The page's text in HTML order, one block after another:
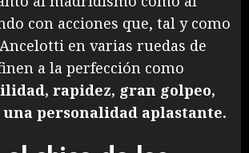
con acciones que, tal y como
en varias ruedas de
a la perfección como
rapidez, gran golpeo,
personalidad aplastante.